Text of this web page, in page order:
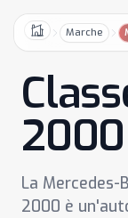
HomeMarche
La Mercedes-
2000 è